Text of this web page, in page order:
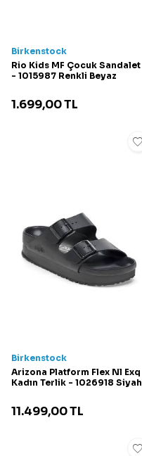
Birkenstock
Rio Kids MF Çocuk Sandalet
- 1015987 Renkli Beyaz
1.699,00TL
Birkenstock
Arizona Platform Flex Nl Exq
Kadın Terlik - 1026918 Siyah
11.499,00TL